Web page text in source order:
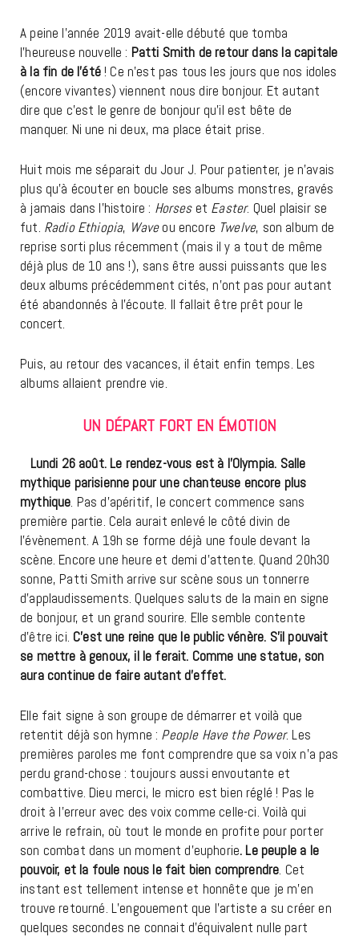
A peine l’année 2019 avait-elle débuté que tomba
l’heureuse nouvelle : Patti Smith de retour dans la capitale
à la fin de l’été! Ce n’est pas tous les jours que nos idoles
(encore vivantes) viennent nous dire bonjour. Et autant
dire que c’est le genre de bonjour qu’il est bête de
manquer. Ni une ni deux, ma place était prise.
Huit mois me séparait du Jour J. Pour patienter, je n’avais
plus qu’à écouter en boucle ses albums monstres, gravés
à jamais dans l’histoire : Horseset Easter. Quel plaisir se
fut. Radio Ethiopia, Waveou encore Twelve, son album de
reprise sorti plus récemment (mais il y a tout de même
déjà plus de 10 ans !), sans être aussi puissants que les
deux albums précédemment cités, n’ont pas pour autant
été abandonnés à l’écoute. Il fallait être prêt pour le
concert.
Puis, au retour des vacances, il était enfin temps. Les
albums allaient prendre vie.
UN DÉPART FORT EN ÉMOTION
Lundi 26 août. Le rendez-vous est à l’Olympia. Salle
mythique parisienne pour une chanteuse encore plus
mythique. Pas d’apéritif, le concert commence sans
première partie. Cela aurait enlevé le côté divin de
l’évènement. A 19h se forme déjà une foule devant la
scène. Encore une heure et demi d’attente. Quand 20h30
sonne, Patti Smith arrive sur scène sous un tonnerre
d’applaudissements. Quelques saluts de la main en signe
de bonjour, et un grand sourire. Elle semble contente
d’être ici. C’est une reine que le public vénère. S’il pouvait
se mettre à genoux, il le ferait. Comme une statue, son
aura continue de faire autant d’effet.
Elle fait signe à son groupe de démarrer et voilà que
retentit déjà son hymne : People Have the Power. Les
premières paroles me font comprendre que sa voix n’a pas
perdu grand-chose : toujours aussi envoutante et
combattive. Dieu merci, le micro est bien réglé ! Pas le
droit à l’erreur avec des voix comme celle-ci. Voilà qui
arrive le refrain, où tout le monde en profite pour porter
son combat dans un moment d’euphorie. Le peuple a le
pouvoir, et la foule nous le fait bien comprendre. Cet
instant est tellement intense et honnête que je m’en
trouve retourné. L’engouement que l’artiste a su créer en
quelques secondes ne connait d’équivalent nulle part